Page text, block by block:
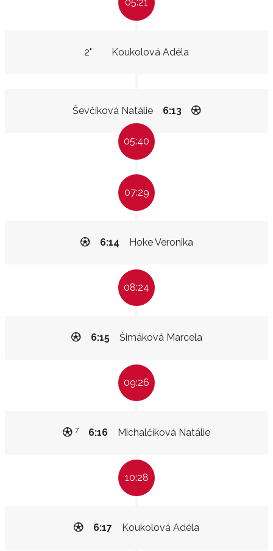
Koukolová Adéla
2"
Ševčíková Natálie 6:13
05:40
07:29
Hoke Veronika
6:14
08:24
Šimáková Marcela
6:15
09:26
Michalčíková Natálie
6:16
7
10:28
Koukolová Adéla
6:17